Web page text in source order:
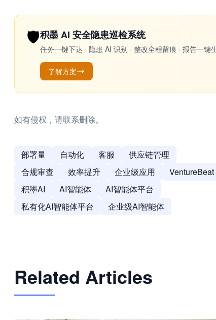
🛡️积墨 AI 安全隐患巡检系统
任务一键下达 · 隐患 AI 识别 · 整改全程留痕 · 报告一
了解方案
如有侵权，请联系删除。
部署量 自动化 客服
供应链管理
合规审查
效率提升 企业级应用
VentureBeat
积墨AI
AI智能体
AI智能体平台
私有化AI智能体平台
企业级AI智能体
Related Articles